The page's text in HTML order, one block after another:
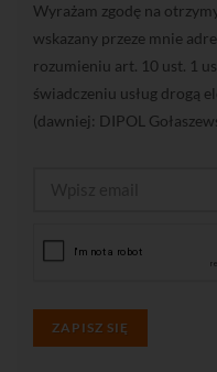
Wyrażam zgodę na
wskazany przeze mnie
rozumieniu art. 10 ust. 1
świadczeniu usług drogą
(dawniej: DIPOL
ZAPISZ SIĘ